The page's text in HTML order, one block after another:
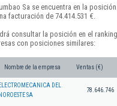
Sa se encuentra en la
facturación de 74.414.531 €.
consultar la posición en el
con posiciones similares:
Nombre de la empresa Ventas (€)
DEL
NOROESTE SA
78.646.746